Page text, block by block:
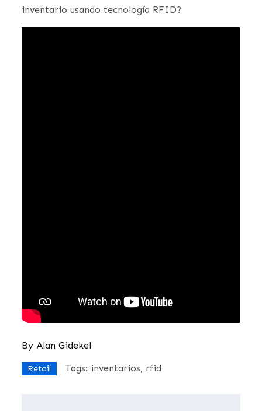
inventario usando tecnología RFID?
ByAlan Gidekel
Retail Tags: inventarios rfid